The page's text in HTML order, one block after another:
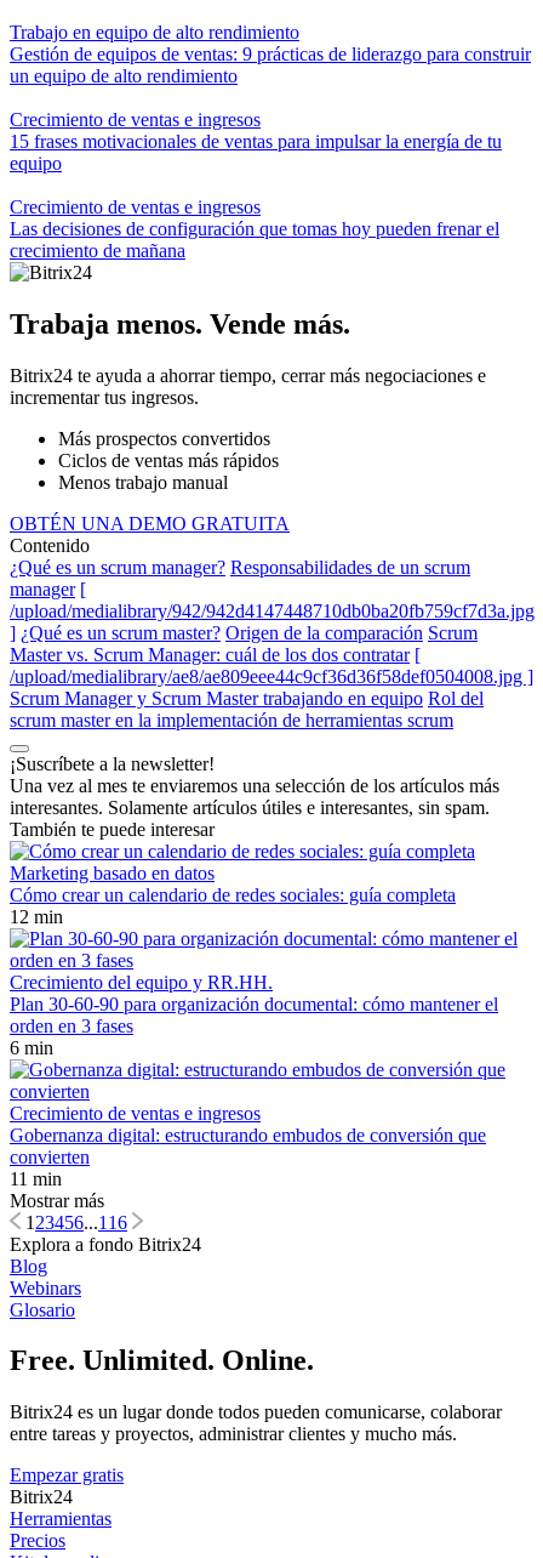
Trabajo en equipo de alto rendimiento
Gestión de equipos de ventas: 9 prácticas de liderazgo para construir
un equipo de alto rendimiento
Crecimiento de ventas e ingresos
15 frases motivacionales de ventas para impulsar la energía de tu
equipo
Crecimiento de ventas e ingresos
Las decisiones de configuración que tomas hoy pueden frenar el
crecimiento de mañana
Trabaja menos. Vende más.
Bitrix24 te ayuda a ahorrar tiempo, cerrar más negociaciones e
incrementar tus ingresos.
Más prospectos convertidos
Ciclos de ventas más rápidos
Menos trabajo manual
OBTÉN UNA DEMO GRATUITA
Contenido
¿Qué es un scrum manager? Responsabilidades de un scrum
manager [
/upload/medialibrary/942/942d4147448710db0ba20fb759cf7d3a.jpg
] ¿Qué es un scrum master? Origen de la comparación Scrum
Master vs. Scrum Manager: cuál de los dos contratar [
/upload/medialibrary/ae8/ae809eee44c9cf36d36f58def0504008.jpg ]
Scrum Manager y Scrum Master trabajando en equipo Rol del
scrum master en la implementación de herramientas scrum
¡Suscríbete a la newsletter!
Una vez al mes te enviaremos una selección de los artículos más
interesantes. Solamente artículos útiles e interesantes, sin spam.
También te puede interesar
Marketing basado en datos
Cómo crear un calendario de redes sociales: guía completa
12 min
Crecimiento del equipo y RR.HH.
Plan 30-60-90 para organización documental: cómo mantener el
orden en 3 fases
6 min
Crecimiento de ventas e ingresos
Gobernanza digital: estructurando embudos de conversión que
convierten
11 min
Mostrar más
1 23456...116
Explora a fondo Bitrix24
Blog
Webinars
Glosario
Free. Unlimited. Online.
Bitrix24 es un lugar donde todos pueden comunicarse, colaborar
entre tareas y proyectos, administrar clientes y mucho más.
Empezar gratis
Bitrix24
Herramientas
Precios